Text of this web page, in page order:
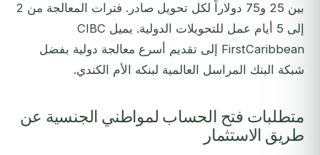
بين 25 و75 دولاراً لكل تحويل صادر. فترات المعالجة من 2
إلى 5 أيام عمل للتحويلات الدولية. يميل CIBC
FirstCaribbean إلى تقديم أسرع معالجة دولية بفضل
شبكة البنك المراسل العالمية لبنكه الأم الكندي.
متطلبات فتح الحساب لمواطني الجنسية عن
طريق الاستثمار